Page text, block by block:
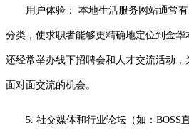
用户体验： 本地生活服务网站通常
分类，使求职者能够更精确地定位到金
还经常举办线下招聘会和人才交流活动
面对面交流的机会。
5. 社交媒体和行业论坛（如：BOSS